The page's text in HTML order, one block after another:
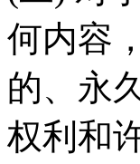
何内容
的、永
权利和